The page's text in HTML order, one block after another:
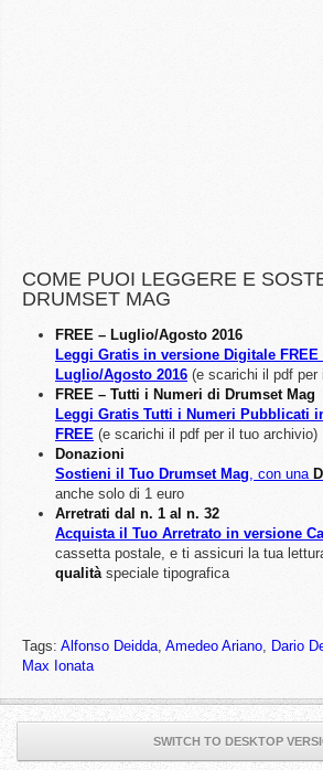
COME PUOI LEGGERE E
DRUMSET MAG
FREE – Luglio/Agosto 2016
Leggi Gratis in versione Digitale
Luglio/Agosto 2016 (e scarichi il pdf per
FREE – Tutti i Numeri di Drumset Mag
Leggi Gratis Tutti i Numeri Pubblicati
FREE (e scarichi il pdf per il tuo archivio)
Donazioni
Sostieni il Tuo Drumset Mag, con una
anche solo di 1 euro
Arretrati dal n. 1 al n. 32
Acquista il Tuo Arretrato in versione
cassetta postale, e ti assicuri la tua
qualitàspeciale tipografica
Tags: Alfonso Deidda, Amedeo Ariano, Dario
Max Ionata
SWITCH TO DESKTOP